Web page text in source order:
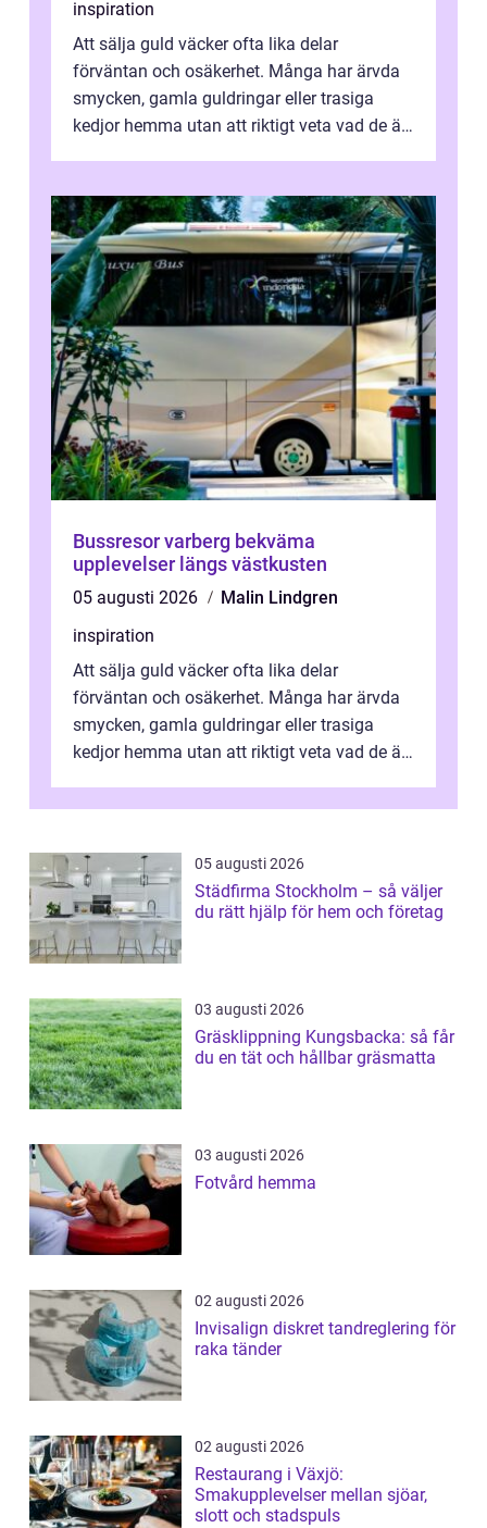
inspiration
Att sälja guld väcker ofta lika delar
förväntan och osäkerhet. Många har ärvda
smycken, gamla guldringar eller trasiga
kedjor hemma utan att riktigt veta vad de är
Bussresor varberg bekväma
upplevelser längs västkusten
05 augusti 2026
Malin Lindgren
inspiration
Att sälja guld väcker ofta lika delar
förväntan och osäkerhet. Många har ärvda
smycken, gamla guldringar eller trasiga
kedjor hemma utan att riktigt veta vad de är
05 augusti 2026
Städfirma Stockholm – så väljer
du rätt hjälp för hem och företag
03 augusti 2026
Gräsklippning Kungsbacka: så får
du en tät och hållbar gräsmatta
03 augusti 2026
Fotvård hemma
02 augusti 2026
Invisalign diskret tandreglering för
raka tänder
02 augusti 2026
Restaurang i Växjö:
Smakupplevelser mellan sjöar,
slott och stadspuls